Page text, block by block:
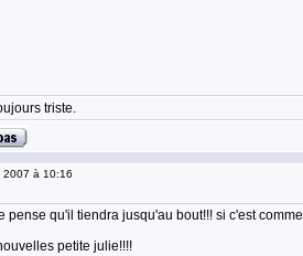
triste.
à 10:16
pense qu'il tiendra jusqu'au bout!!! si c'est
petite julie!!!!